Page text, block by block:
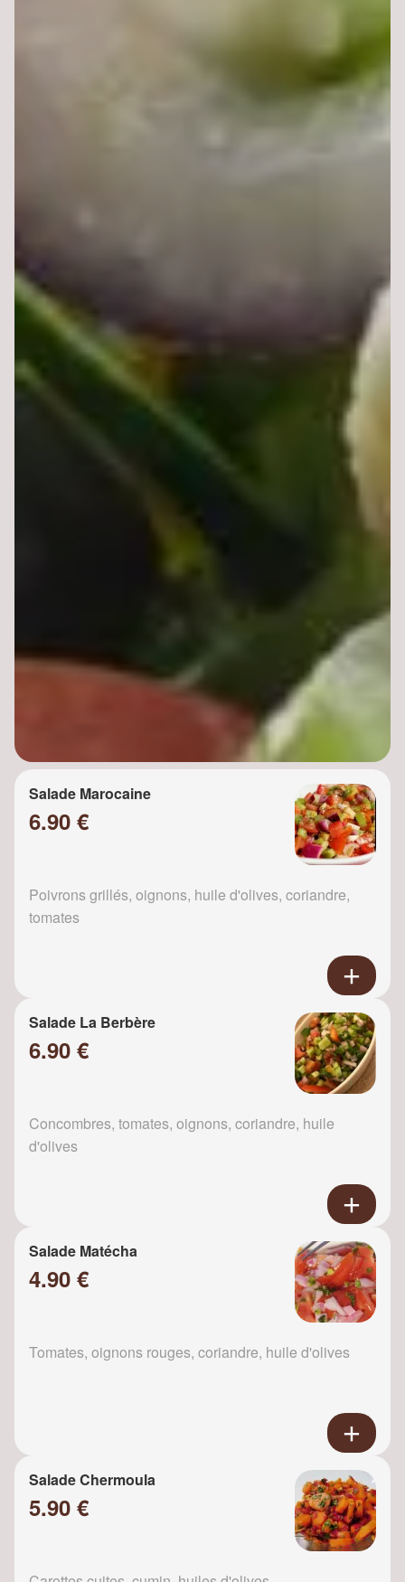
Salade Marocaine
6.90 €
Poivrons grillés, oignons, huile d'olives, coriandre,
tomates
Salade La Berbère
6.90 €
Concombres, tomates, oignons, coriandre, huile
d'olives
Salade Matécha
4.90 €
Tomates, oignons rouges, coriandre, huile d'olives
Salade Chermoula
5.90 €